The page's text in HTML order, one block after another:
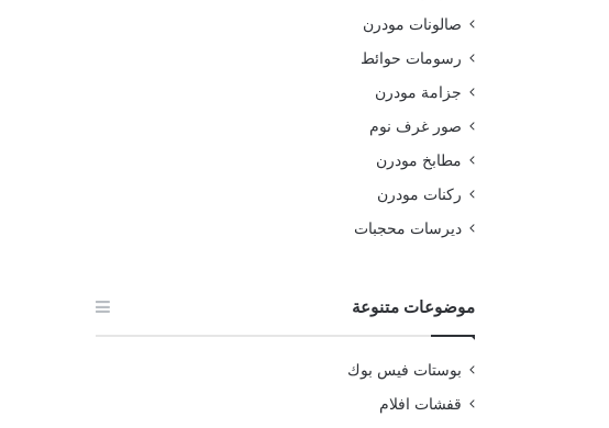
صالونات مودرن
رسومات حوائط
جزامة مودرن
صور غرف نوم
مطابخ مودرن
ركنات مودرن
ديرسات محجبات
موضوعات متنوعة
بوستات فيس بوك
قفشات افلام